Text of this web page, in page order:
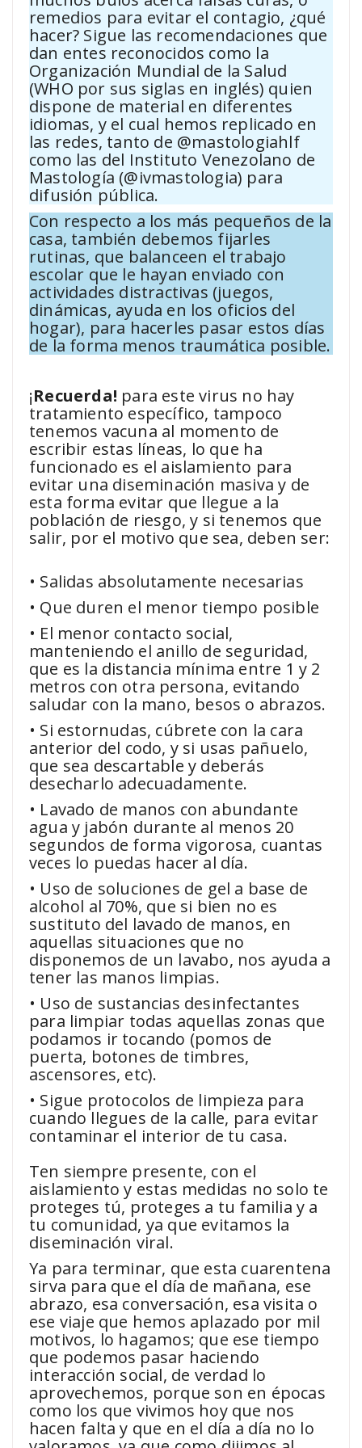
remedios para evitar el contagio, ¿qué
hacer? Sigue las recomendaciones que
dan entes reconocidos como la
Organización Mundial de la Salud
(WHO por sus siglas en inglés) quien
dispone de material en diferentes
idiomas, y el cual hemos replicado en
las redes, tanto de @mastologiahlf
como las del Instituto Venezolano de
Mastología (@ivmastologia) para
difusión pública.
Con respecto a los más pequeños de la
casa, también debemos fijarles
rutinas, que balanceen el trabajo
escolar que le hayan enviado con
actividades distractivas (juegos,
dinámicas, ayuda en los oficios del
hogar), para hacerles pasar estos días
de la forma menos traumática posible.
¡Recuerda! para este virus no hay
tratamiento específico, tampoco
tenemos vacuna al momento de
escribir estas líneas, lo que ha
funcionado es el aislamiento para
evitar una diseminación masiva y de
esta forma evitar que llegue a la
población de riesgo, y si tenemos que
salir, por el motivo que sea, deben ser:
• Salidas absolutamente necesarias
• Que duren el menor tiempo posible
• El menor contacto social,
manteniendo el anillo de seguridad,
que es la distancia mínima entre 1 y 2
metros con otra persona, evitando
saludar con la mano, besos o abrazos.
• Si estornudas, cúbrete con la cara
anterior del codo, y si usas pañuelo,
que sea descartable y deberás
desecharlo adecuadamente.
• Lavado de manos con abundante
agua y jabón durante al menos 20
segundos de forma vigorosa, cuantas
veces lo puedas hacer al día.
• Uso de soluciones de gel a base de
alcohol al 70%, que si bien no es
sustituto del lavado de manos, en
aquellas situaciones que no
disponemos de un lavabo, nos ayuda a
tener las manos limpias.
• Uso de sustancias desinfectantes
para limpiar todas aquellas zonas que
podamos ir tocando (pomos de
puerta, botones de timbres,
ascensores, etc).
• Sigue protocolos de limpieza para
cuando llegues de la calle, para evitar
contaminar el interior de tu casa.
Ten siempre presente, con el
aislamiento y estas medidas no solo te
proteges tú, proteges a tu familia y a
tu comunidad, ya que evitamos la
diseminación viral.
Ya para terminar, que esta cuarentena
sirva para que el día de mañana, ese
abrazo, esa conversación, esa visita o
ese viaje que hemos aplazado por mil
motivos, lo hagamos; que ese tiempo
que podemos pasar haciendo
interacción social, de verdad lo
aprovechemos, porque son en épocas
como los que vivimos hoy que nos
hacen falta y que en el día a día no lo